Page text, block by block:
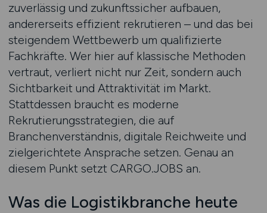
zuverlässig und zukunftssicher aufbauen,
andererseits effizient rekrutieren – und das bei
steigendem Wettbewerb um qualifizierte
Fachkräfte. Wer hier auf klassische Methoden
vertraut, verliert nicht nur Zeit, sondern auch
Sichtbarkeit und Attraktivität im Markt.
Stattdessen braucht es moderne
Rekrutierungsstrategien, die auf
Branchenverständnis, digitale Reichweite und
zielgerichtete Ansprache setzen. Genau an
diesem Punkt setzt CARGO.JOBS an.
Was die Logistikbranche heute